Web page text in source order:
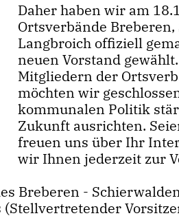
Daher haben wir am
Ortsverbände
Langbroich offiziell
neuen Vorstand
Mitgliedern der
möchten wir
kommunalen Politik
Zukunft ausrichten.
freuen uns über Ihr
wir Ihnen jederzeit zur
Breberen -